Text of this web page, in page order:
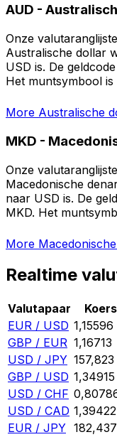
AUD -
Onze
Australische dollar
USD is. De
Het muntsymbool is
More Australische
MKD -
Onze
Macedonische
naar USD is. De
MKD. Het
More
Realtime
Valutapaar Koers
EUR / USD 1,15596
GBP / EUR 1,16713
USD / JPY 157,823
GBP / USD 1,34915
USD / CHF
USD / CAD 1,39422
EUR / JPY 182,437